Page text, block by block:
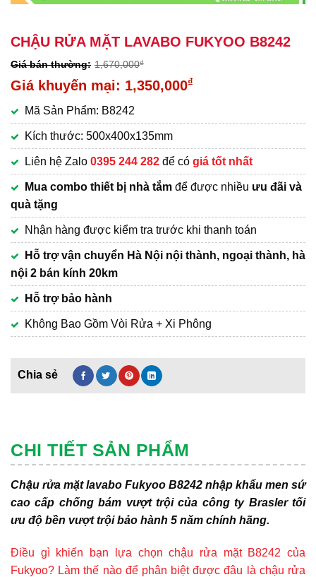
CHẬU RỬA MẶT LAVABO FUKYOO B8242
1,670,000₫
Giá
là:
1,670,000₫.
1,350,000₫
hiện
tại
là:
1,350,000₫.
Mã Sản Phẩm: B8242
Kích thước: 500x400x135mm
Liên hệ Zalo 0395 244 282 để có giá tốt nhất
Mua combo thiết bị nhà tắm để được nhiều ưu đãi và
quà tặng
Nhận hàng được kiểm tra trước khi thanh toán
Hỗ trợ vận chuyển Hà Nội nội thành, ngoại thành, hà
nội 2 bán kính 20km
Hỗ trợ bảo hành
Không Bao Gồm Vòi Rửa + Xi Phông
CHI TIẾT SẢN PHẨM
Chậu rửa mặt lavabo Fukyoo B8242 nhập khẩu men sứ
cao cấp chống bám vượt trội của công ty Brasler tối
ưu độ bền vượt trội bảo hành 5 năm chính hãng.
Điều gì khiến bạn lựa chọn chậu rửa mặt B8242 của
Fukyoo? Làm thế nào để phân biệt được đâu là chậu rửa